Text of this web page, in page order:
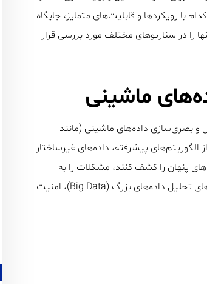
با رویکردها و قابلیت‌های متمایز، جایگاه
را در سناریوهای مختلف مورد بررسی قرار
و بصری‌سازی داده‌های ماشینی (مانند
پیشرفته، داده‌های غیرساختار
پنهان را کشف کنند، مشکلات را به
بیشتر در محیط‌های تحلیل داده‌های بزرگ (Big Data)، امنیت